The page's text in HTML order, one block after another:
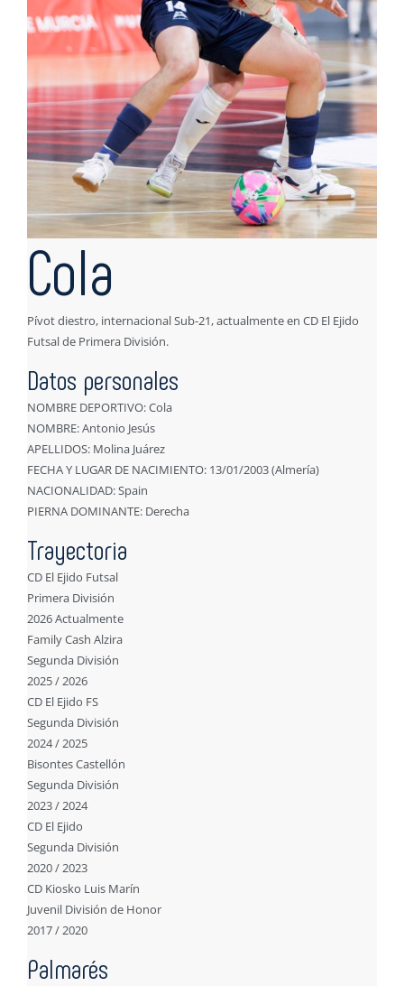
Cola
Pívot diestro, internacional Sub-21, actualmente en CD El Ejido
Futsal de Primera División.
Datos personales
NOMBRE DEPORTIVO: Cola
NOMBRE: Antonio Jesús
APELLIDOS: Molina Juárez
FECHA Y LUGAR DE NACIMIENTO: 13/01/2003 (Almería)
NACIONALIDAD: Spain
PIERNA DOMINANTE: Derecha
Trayectoria
CD El Ejido Futsal
Primera División
2026 Actualmente
Family Cash Alzira
Segunda División
2025 / 2026
CD El Ejido FS
Segunda División
2024 / 2025
Bisontes Castellón
Segunda División
2023 / 2024
CD El Ejido
Segunda División
2020 / 2023
CD Kiosko Luis Marín
Juvenil División de Honor
2017 / 2020
Palmarés